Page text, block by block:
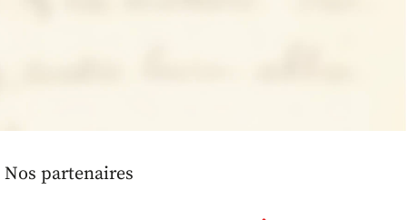
Nos partenaires